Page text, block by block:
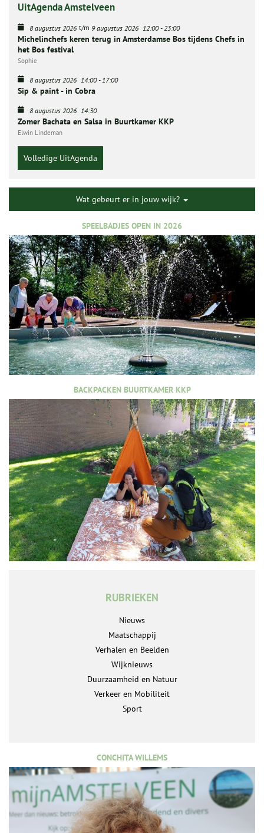
UitAgenda Amstelveen
8 augustus 2026 t/m 9 augustus 2026 12:00-23:00
Michelinchefs keren terug in Amsterdamse Bos tijdens Chefs in
het Bos festival
Sophie
8 augustus 2026 14:00-17:00
Sip & paint - in Cobra
8 augustus 2026 14:30
Zomer Bachata en Salsa in Buurtkamer KKP
Elwin Lindeman
Volledige UitAgenda
Wat gebeurt er in jouw wijk?
SPEELBADJES OPEN IN 2026
BACKPACKEN BUURTKAMER KKP
RUBRIEKEN
Nieuws
Maatschappij
Verhalen en Beelden
Wijknieuws
Duurzaamheid en Natuur
Verkeer en Mobiliteit
Sport
CONCHITA WILLEMS